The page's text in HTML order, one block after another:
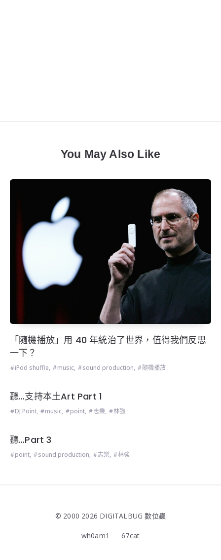
You May Also Like
「隨機播放」用 40 年統治了世界，值得我們反思
一下？
iPod shuffle, music, sound production, 隨機播放
聽…支持本土Art Part 1
DJ Point, music, point, 志樂, 林強
聽…Part 3
point, sound production, 志樂, 林強
© 2000 2026 DIGITALBUG 數位蟲
wh0am1 67cat